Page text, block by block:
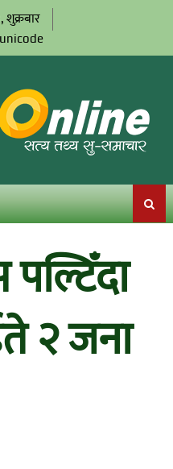
शुक्रबार
पल्टिँदा
२ जना